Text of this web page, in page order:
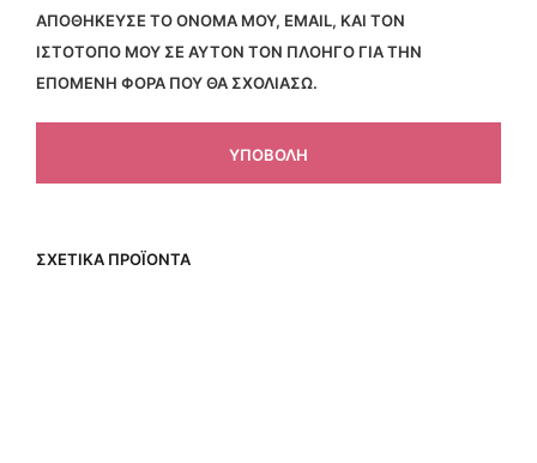
ΑΠΟΘΉΚΕΥΣΕ ΤΟ ΌΝΟΜΆ ΜΟΥ, EMAIL, ΚΑΙ ΤΟΝ
ΙΣΤΌΤΟΠΟ ΜΟΥ ΣΕ ΑΥΤΌΝ ΤΟΝ ΠΛΟΗΓΌ ΓΙΑ ΤΗΝ
ΕΠΌΜΕΝΗ ΦΟΡΆ ΠΟΥ ΘΑ ΣΧΟΛΙΆΣΩ.
ΣΧΕΤΙΚΆ ΠΡΟΪΌΝΤΑ